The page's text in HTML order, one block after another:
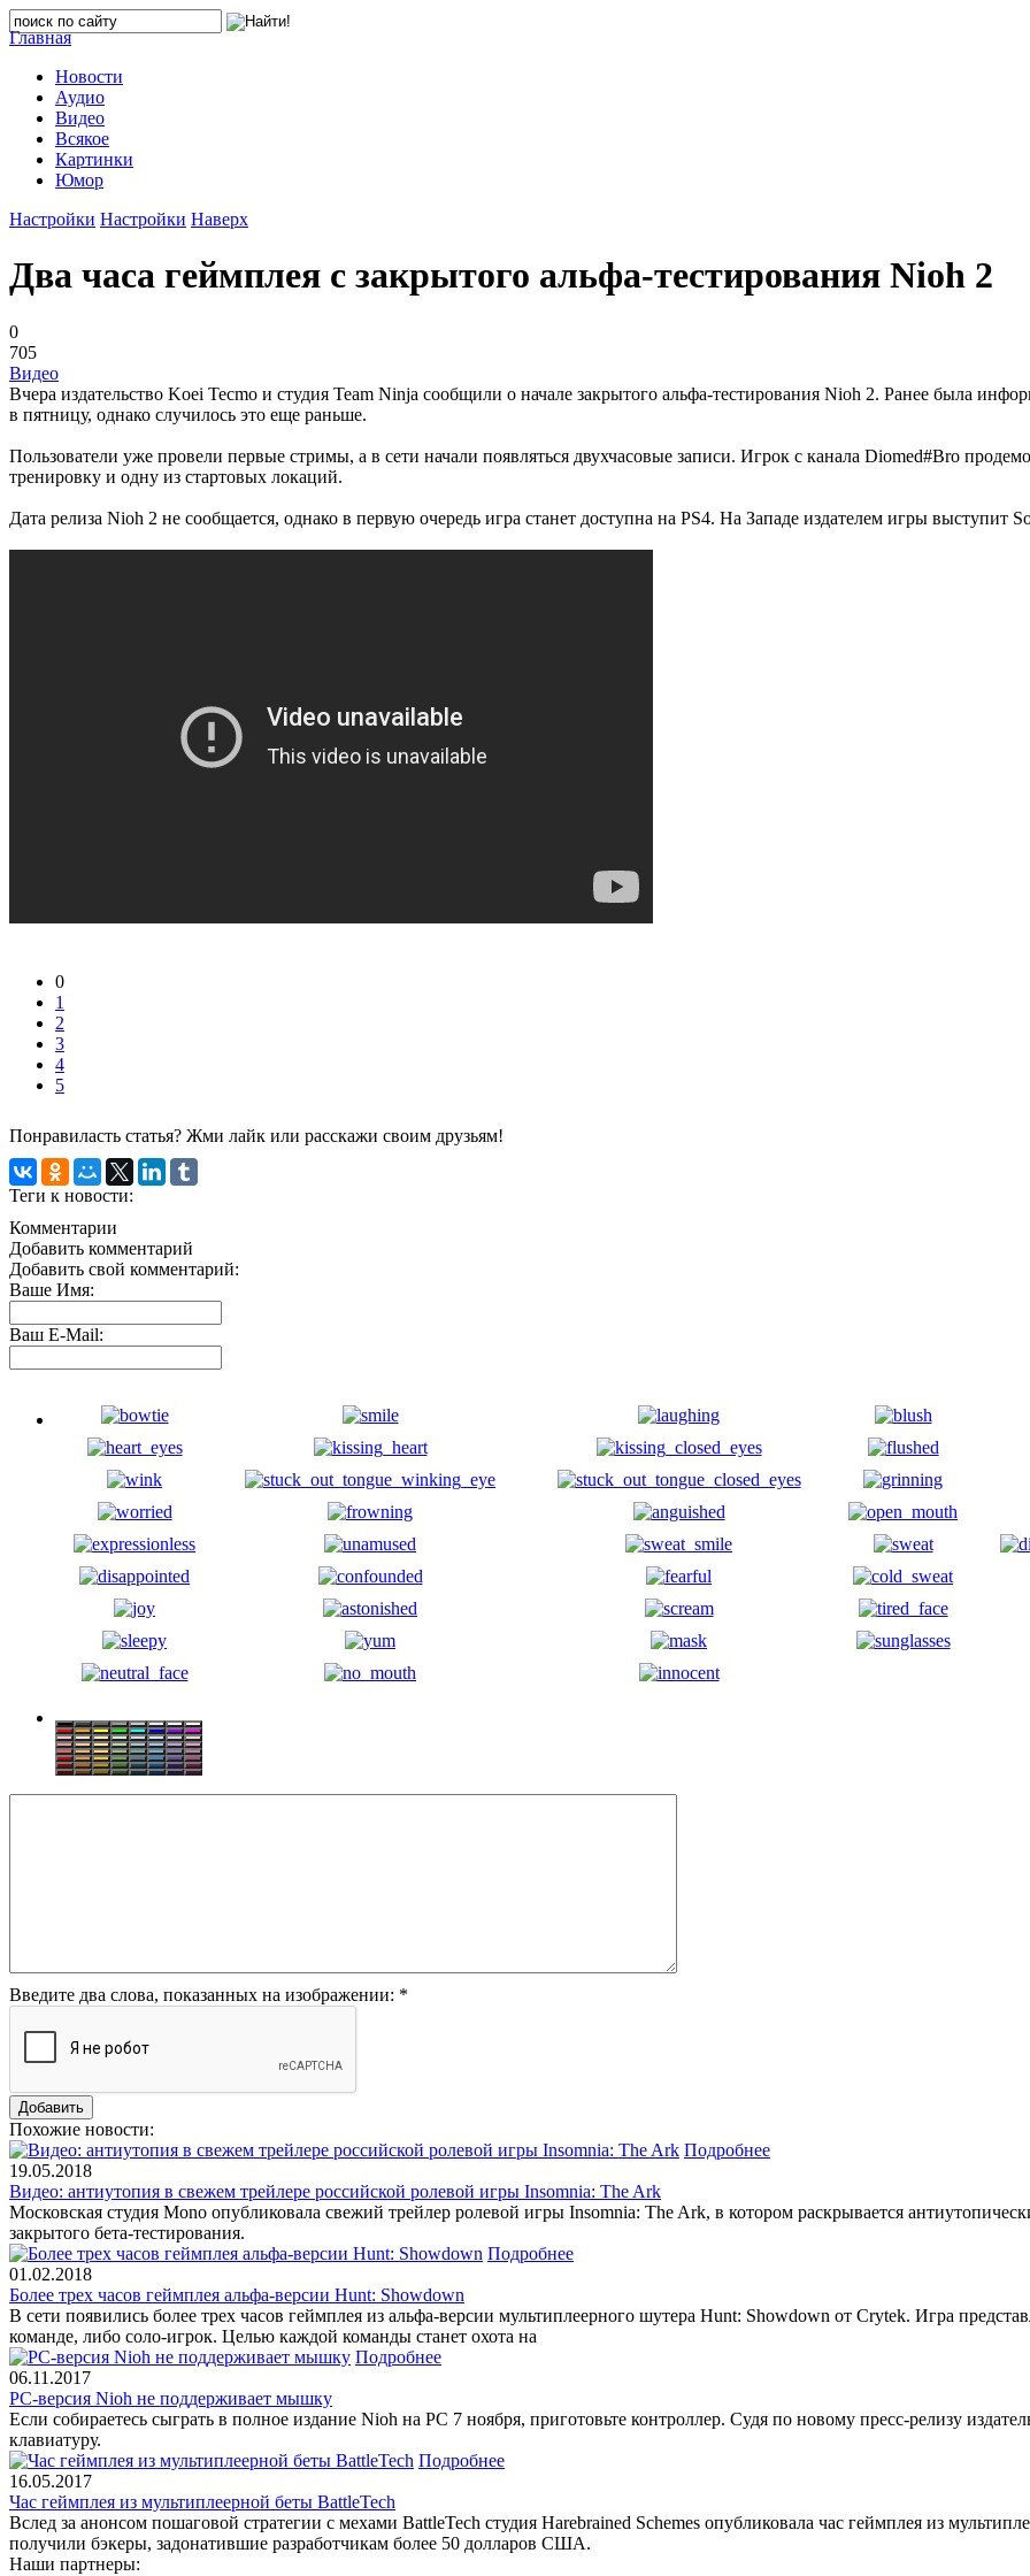
Главная
Новости
Аудио
Видео
Всякое
Картинки
Юмор
Настройки Настройки Наверх
Два часа геймплея с закрытого альфа-тестирования Nioh 2
0
705
Видео
Вчера издательство Koei Tecmo и студия Team Ninja сообщили о начале закрытого альфа-тестирования Nioh 2. Ранее была
в пятницу, однако случилось это еще раньше.
Пользователи уже провели первые стримы, а в сети начали появляться двухчасовые записи. Игрок с канала Diomed#Bro
тренировку и одну из стартовых локаций.
Дата релиза Nioh 2 не сообщается, однако в первую очередь игра станет доступна на PS4. На Западе издателем игры выступит
0
1
2
3
4
5
Понравиласть статья? Жми лайк или расскажи своим друзьям!
Теги к новости:
Комментарии
Добавить комментарий
Добавить свой комментарий:
Ваше Имя:
Ваш E-Mail:
Введите два слова, показанных на изображении: *
Похожие новости:
Подробнее
19.05.2018
Видео: антиутопия в свежем трейлере российской ролевой игры Insomnia: The Ark
Московская студия Mono опубликовала свежий трейлер ролевой игры Insomnia: The Ark, в котором раскрывается
закрытого бета-тестирования.
Подробнее
01.02.2018
Более трех часов геймплея альфа-версии Hunt: Showdown
В сети появились более трех часов геймплея из альфа-версии мультиплеерного шутера Hunt: Showdown от Crytek. Игра
команде, либо соло-игрок. Целью каждой команды станет охота на
Подробнее
06.11.2017
PC-версия Nioh не поддерживает мышку
Если собираетесь сыграть в полное издание Nioh на PC 7 ноября, приготовьте контроллер. Судя по новому пресс-релизу
клавиатуру.
Подробнее
16.05.2017
Час геймплея из мультиплеерной беты BattleTech
Вслед за анонсом пошаговой стратегии с мехами BattleTech студия Harebrained Schemes опубликовала час геймплея из
получили бэкеры, задонатившие разработчикам более 50 долларов США.
Наши партнеры: